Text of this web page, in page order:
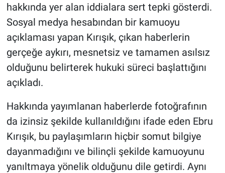
hakkında yer alan iddialara sert tepki gösterdi.
Sosyal medya hesabından bir kamuoyu
açıklaması yapan Kırışık, çıkan haberlerin
gerçeğe aykırı, mesnetsiz ve tamamen asılsız
olduğunu belirterek hukuki süreci başlattığını
açıkladı.
Hakkında yayımlanan haberlerde fotoğrafının
da izinsiz şekilde kullanıldığını ifade eden Ebru
Kırışık, bu paylaşımların hiçbir somut bilgiye
dayanmadığını ve bilinçli şekilde kamuoyunu
yanıltmaya yönelik olduğunu dile getirdi. Aynı